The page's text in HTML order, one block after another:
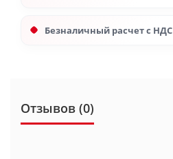
Безналичный расчет с НДС
Отзывов (0)